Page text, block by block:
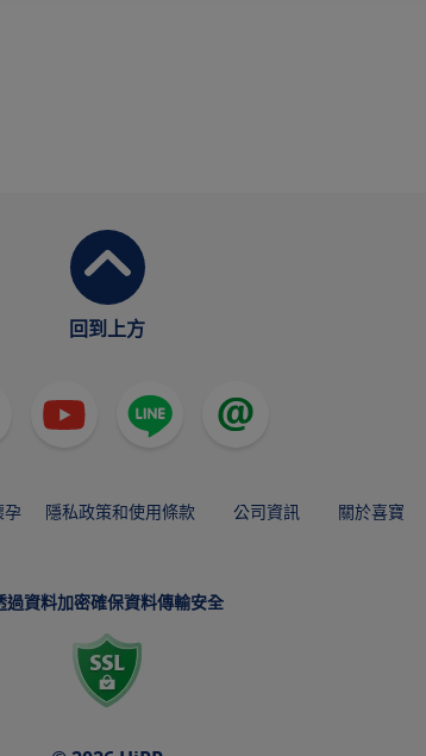
回到上方
孕 隱私政策和使用條款 公司資訊 關於喜寶
過資料加密確保資料傳輸安全